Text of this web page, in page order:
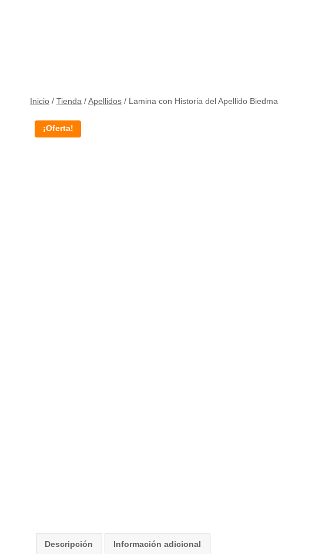
Inicio / Tienda / Apellidos / Lamina con Historia del Apellido Biedma
¡Oferta!
Descripción Información adicional